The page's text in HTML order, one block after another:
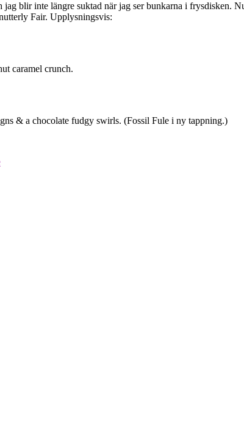
blir inte längre suktad när jag ser bunkarna i frysdisken.
Fair. Upplysningsvis:
caramel crunch.
& a chocolate fudgy swirls. (Fossil Fule i ny tappning.)